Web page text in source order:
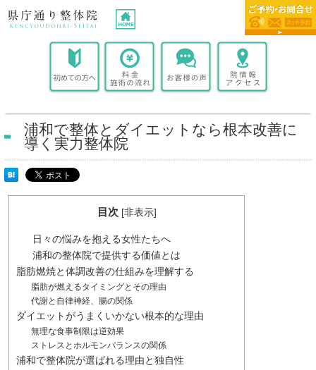
浦和で整体とダイエットなら根本改善に
導く実力整体院
目次 [非表示]
日々の悩みを抱える女性たちへ
浦和の整体院で提供する価値とは
脂肪燃焼と体調改善の仕組みを理解する
脂肪が燃えるタイミングとその理由
代謝と自律神経、腸の関係
ダイエットがうまくいかない根本的な理由
無理な食事制限は逆効果
ストレスとホルモンバランスの関係
浦和で整体院が選ばれる理由と独自性